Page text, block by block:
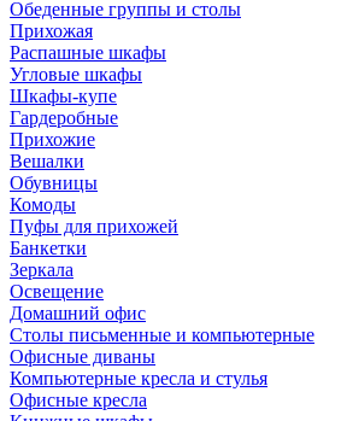
Обеденные группы и столы
Прихожая
Распашные шкафы
Угловые шкафы
Шкафы-купе
Гардеробные
Прихожие
Вешалки
Обувницы
Комоды
Пуфы для прихожей
Банкетки
Зеркала
Освещение
Домашний офис
Столы письменные и компьютерные
Офисные диваны
Компьютерные кресла и стулья
Офисные кресла